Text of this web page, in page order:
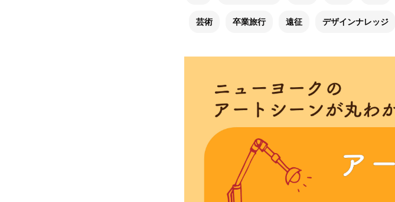
芸術 卒業旅行 遠征 デザインナレッジ